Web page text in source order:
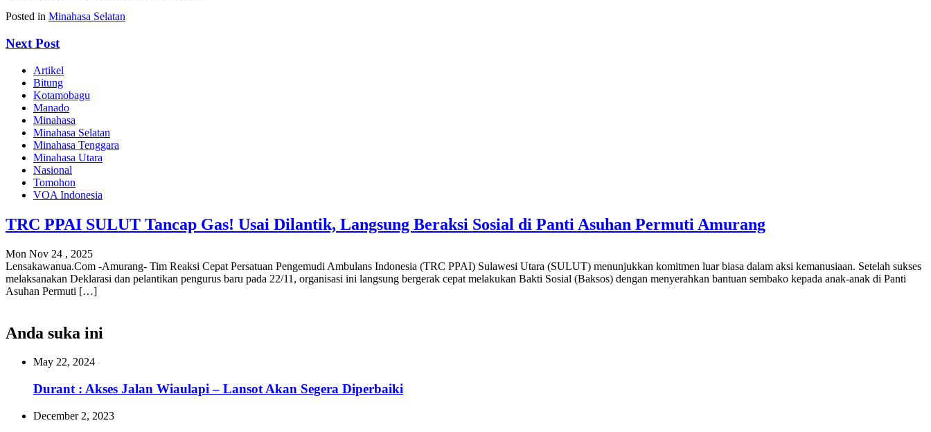
Posted in Minahasa Selatan
Next Post
Artikel
Bitung
Kotamobagu
Manado
Minahasa
Minahasa Selatan
Minahasa Tenggara
Minahasa Utara
Nasional
Tomohon
VOA Indonesia
TRC PPAI SULUT Tancap Gas! Usai Dilantik, Langsung Beraksi Sosial di Panti Asuhan Permuti Amurang‎‎
Mon Nov 24 , 2025
‎‎Lensakawanua.Com -Amurang- Tim Reaksi Cepat Persatuan Pengemudi Ambulans Indonesia (TRC PPAI) Sulawesi Utara (SULUT) menunjukkan komitmen luar biasa dalam aksi kemanusiaan. ‎‎Setelah sukses
melaksanakan Deklarasi dan pelantikan pengurus baru pada 22/11, organisasi ini langsung bergerak cepat melakukan Bakti Sosial (Baksos) dengan menyerahkan bantuan sembako kepada anak-anak di Panti
Asuhan Permuti […]
Anda suka ini
May 22, 2024
Durant : Akses Jalan Wiaulapi – Lansot Akan Segera Diperbaiki
December 2, 2023